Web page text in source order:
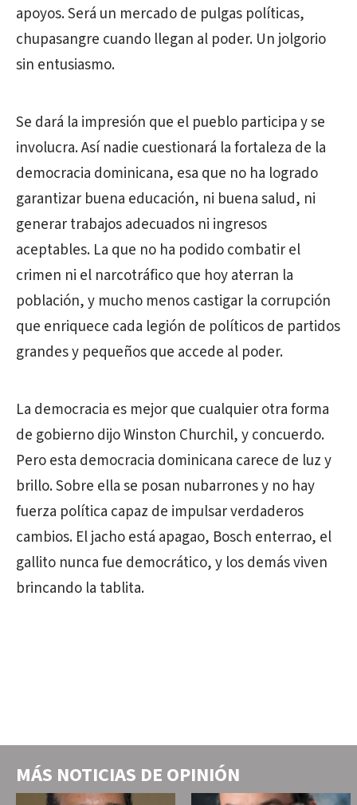
apoyos. Será un mercado de pulgas políticas,
chupasangre cuando llegan al poder. Un jolgorio
sin entusiasmo.
Se dará la impresión que el pueblo participa y se
involucra. Así nadie cuestionará la fortaleza de la
democracia dominicana, esa que no ha logrado
garantizar buena educación, ni buena salud, ni
generar trabajos adecuados ni ingresos
aceptables. La que no ha podido combatir el
crimen ni el narcotráfico que hoy aterran la
población, y mucho menos castigar la corrupción
que enriquece cada legión de políticos de partidos
grandes y pequeños que accede al poder.
La democracia es mejor que cualquier otra forma
de gobierno dijo Winston Churchil, y concuerdo.
Pero esta democracia dominicana carece de luz y
brillo. Sobre ella se posan nubarrones y no hay
fuerza política capaz de impulsar verdaderos
cambios. El jacho está apagao, Bosch enterrao, el
gallito nunca fue democrático, y los demás viven
brincando la tablita.
MÁS NOTICIAS DE OPINIÓN